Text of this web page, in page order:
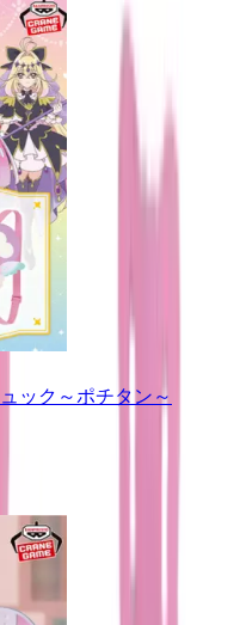
ック～ポチタン～